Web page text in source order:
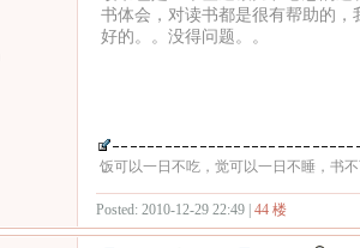
书体会，对读书都是很有帮助的
好的。。没得问题。。
饭可以一日不吃，觉可以一日不睡，书
Posted: 2010-12-29 22:49 | 44 楼